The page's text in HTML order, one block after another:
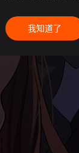
我知道了